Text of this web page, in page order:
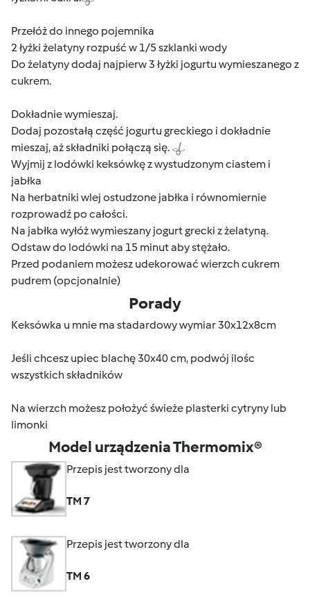
Przełóż do innego pojemnika
2 łyżki żelatyny rozpuść w 1/5 szklanki wody
Do żelatyny dodaj najpierw 3 łyżki jogurtu wymieszanego z
cukrem.
Dokładnie wymieszaj.
Dodaj pozostałą część jogurtu greckiego i dokładnie
mieszaj, aż składniki połączą się.
Wyjmij z lodówki keksówkę z wystudzonym ciastem i
jabłka
Na herbatniki wlej ostudzone jabłka i równomiernie
rozprowadź po całości.
Na jabłka wyłóż wymieszany jogurt grecki z żelatyną.
Odstaw do lodówki na 15 minut aby stężało.
Przed podaniem możesz udekorować wierzch cukrem
pudrem (opcjonalnie)
Porady
Keksówka u mnie ma stadardowy wymiar 30x12x8cm
Jeśli chcesz upiec blachę 30x40 cm, podwój ilośc
wszystkich składników
Na wierzch możesz położyć świeże plasterki cytryny lub
limonki
Model urządzenia Thermomix®
Przepis jest tworzony dla
TM 7
Przepis jest tworzony dla
TM 6